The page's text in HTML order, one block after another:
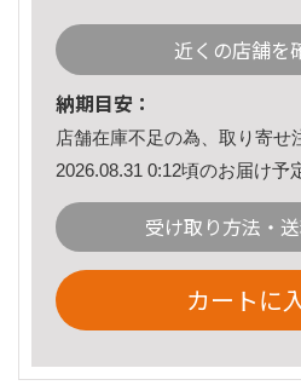
近くの店舗を
納期目安：
店舗在庫不足の為、取り寄せ
2026.08.31 0:12頃のお届け予
受け取り方法・
カートに